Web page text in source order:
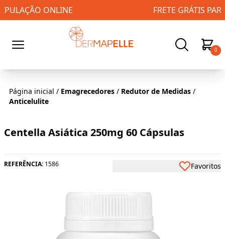
FRETE GRÁTIS PARA TODO BRASIL!
0
Página inicial / Emagrecedores / Redutor de Medidas /
Anticelulite
Centella Asiática 250mg 60 Cápsulas
REFERÊNCIA: 1586 Favoritos